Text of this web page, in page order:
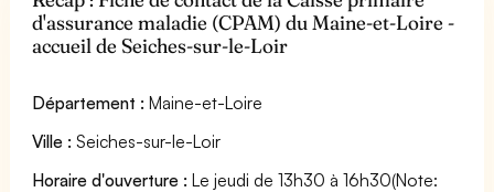
d'assurance maladie (CPAM) du Maine-et-Loire -
accueil de Seiches-sur-le-Loir
Département : Maine-et-Loire
Ville : Seiches-sur-le-Loir
Horaire d'ouverture : Le jeudi de 13h30 à 16h30(Note: